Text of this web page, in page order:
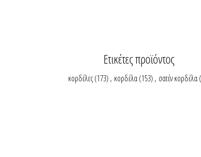
Ετικέτες προϊόντος
κορδέλες (173) , κορδέλα (153) , σατέν κορδέλα